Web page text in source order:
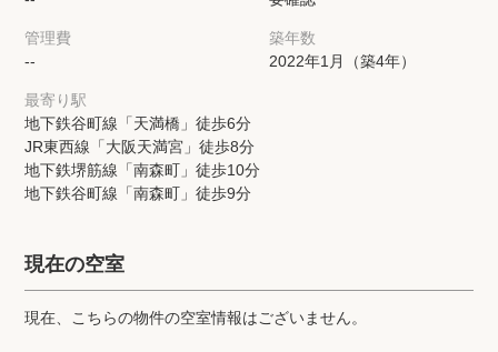
来店予約
各種お問い合わせ
高級賃貸物件コラム modern classについて
プライバシーポリシー
商標について サイトマップ
管理費
--
築年数
2022年1月（築4年）
最寄り駅
地下鉄谷町線「天満橋」徒歩6分
JR東西線「大阪天満宮」徒歩8分
地下鉄堺筋線「南森町」徒歩10分
地下鉄谷町線「南森町」徒歩9分
現在の空室
現在、こちらの物件の空室情報はございません。